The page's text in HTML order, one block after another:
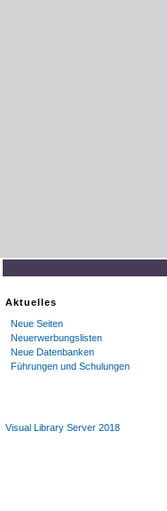
Aktuelles
Neue Seiten
Neuerwerbungslisten
Neue Datenbanken
Führungen und Schulungen
Visual Library Server 2018